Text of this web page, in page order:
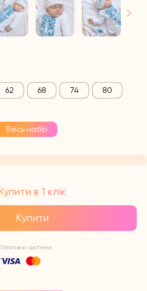
62 68 74
80
Весь набір
в 1 клік
Купити
Платіжні системи: